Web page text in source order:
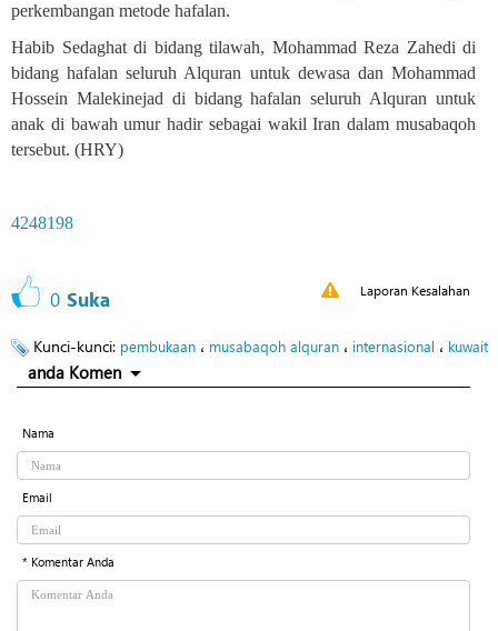
perkembangan metode hafalan.
Habib Sedaghat di bidang tilawah, Mohammad Reza Zahedi di
bidang hafalan seluruh Alquran untuk dewasa dan Mohammad
Hossein Malekinejad di bidang hafalan seluruh Alquran untuk
anak di bawah umur hadir sebagai wakil Iran dalam musabaqoh
tersebut. (HRY)
4248198
0 Suka Laporan Kesalahan
Kunci-kunci: pembukaan ، musabaqoh alquran ، internasional ، kuwait
anda Komen
Nama
Email
* Komentar Anda